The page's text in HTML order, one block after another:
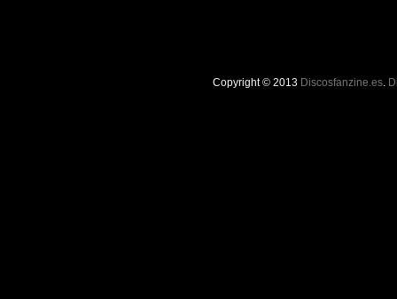
Copyright © 2013 Discosfanzine.es.